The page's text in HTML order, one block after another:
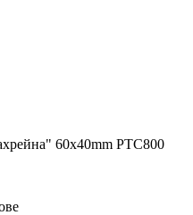
60x40mm PTC800